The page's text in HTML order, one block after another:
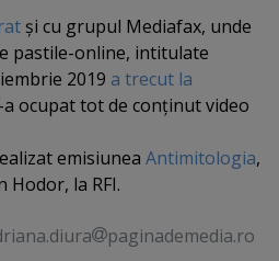
şi cu grupul Mediafax, unde
pastile-online, intitulate
2019 a trecut la
a ocupat tot de conţinut video
emisiunea Antimitologia,
Hodor, la RFI.
paginademedia.ro